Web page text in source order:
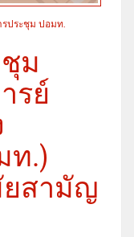
รประชุม ปอมท.
ม
รย์
ท.)
ยสามัญ